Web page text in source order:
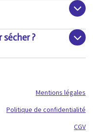
?
Mentions légales
Politique de confidentialité
CGV